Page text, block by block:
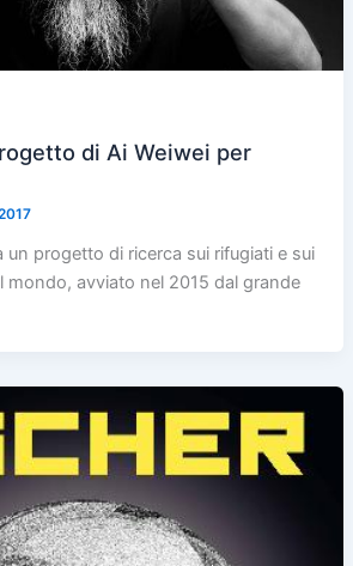
di Ai Weiwei per
un progetto di ricerca sui rifugiati e sui
mondo, avviato nel 2015 dal grande